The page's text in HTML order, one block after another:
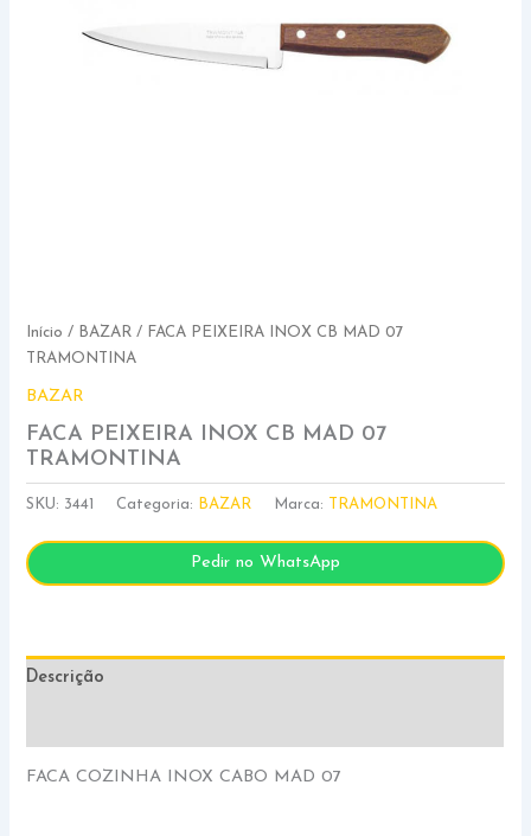
Início / BAZAR / FACA PEIXEIRA INOX CB MAD 07
TRAMONTINA
BAZAR
FACA PEIXEIRA INOX CB MAD 07
TRAMONTINA
SKU: 3441 Categoria: BAZAR Marca: TRAMONTINA
Pedir no WhatsApp
Descrição
FACA COZINHA INOX CABO MAD 07